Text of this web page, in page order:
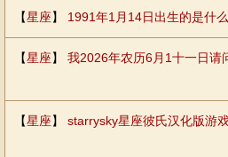
【星座】 1991年1月14日出生的是什
【星座】 我2026年农历6月1十一日请
【星座】 starrysky星座彼氏汉化版游